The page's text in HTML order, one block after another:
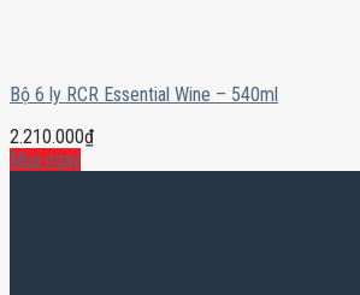
Bộ 6 ly RCR Essential Wine – 540ml
2.210.000₫
Mua ngay